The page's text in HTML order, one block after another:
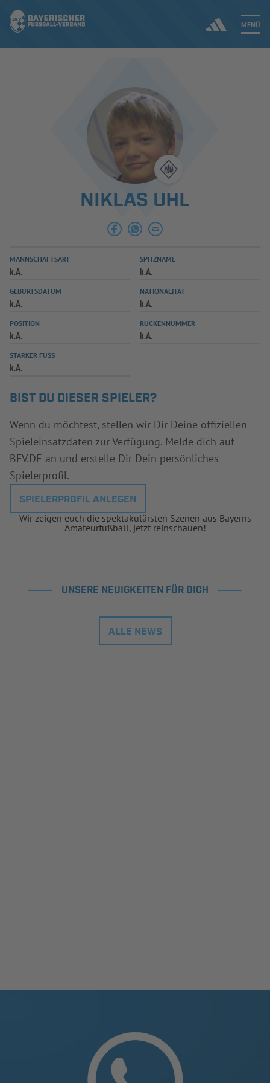
MENÜ
ERGEBNISSE & WETTBEWERBE
SPIELBETRIEB & VERBANDSLEBEN
AUSBILDUNG & FÖRDERUNG
SPIELPLUS
NIKLAS UHL
MANNSCHAFTSART
k.A.
SPITZNAME
k.A.
GEBURTSDATUM
k.A.
NATIONALITÄT
k.A.
POSITION
k.A.
RÜCKENNUMMER
k.A.
STARKER FUSS
k.A.
BIST DU DIESER SPIELER?
Wenn du möchtest, stellen wir Dir Deine offiziellen
Spieleinsatzdaten zur Verfügung. Melde dich auf
BFV.DE an und erstelle Dir Dein persönliches
Spielerprofil.
SPIELERPROFIL ANLEGEN
Wir zeigen euch die spektakulärsten Szenen aus Bayerns
Amateurfußball, jetzt reinschauen!
UNSERE NEUIGKEITEN FÜR DICH
ALLE NEWS